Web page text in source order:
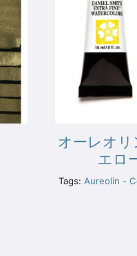
オーレオリ
エロ
Tags:Aureolin -